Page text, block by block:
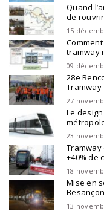
Quand
de
15
tramway
09
28e
Tramway
27
Le
23
Tramway
+40% de
18
Mise en
Besançon
13